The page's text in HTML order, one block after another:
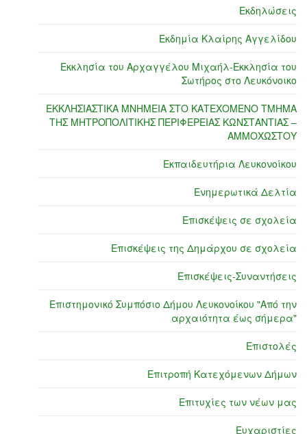
Εκδηλώσεις
Εκδημία Κλαίρης Αγγελίδου
Εκκλησία του Αρχαγγέλου Μιχαήλ-Εκκλησία του
Σωτήρος στο Λευκόνοικο
ΕΚΚΛΗΣΙΑΣΤΙΚΑ ΜΝΗΜΕΙΑ ΣΤΟ ΚΑΤΕΧΟΜΕΝΟ ΤΜΗΜΑ
ΤΗΣ ΜΗΤΡΟΠΟΛΙΤΙΚΗΣ ΠΕΡΙΦΕΡΕΙΑΣ ΚΩΝΣΤΑΝΤΙΑΣ –
ΑΜΜΟΧΩΣΤΟΥ
Εκπαιδευτήρια Λευκονοίκου
Ενημερωτικά Δελτία
Επισκέψεις σε σχολεία
Επισκέψεις της Δημάρχου σε σχολεία
Επισκέψεις-Συναντήσεις
Επιστημονικό Συμπόσιο Δήμου Λευκονοίκου "Από την
αρχαιότητα έως σήμερα"
Επιστολές
Επιτροπή Κατεχόμενων Δήμων
Επιτυχίες των νέων μας
Ευχαριστίες